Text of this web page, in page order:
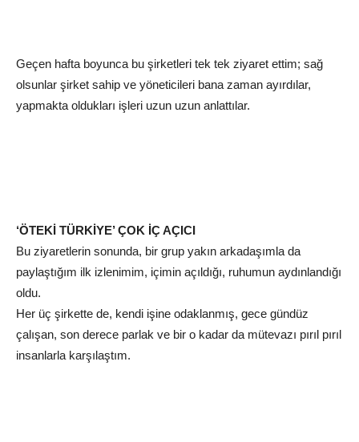
Geçen hafta boyunca bu şirketleri tek tek ziyaret ettim; sağ
olsunlar şirket sahip ve yöneticileri bana zaman ayırdılar,
yapmakta oldukları işleri uzun uzun anlattılar.
‘ÖTEKİ TÜRKİYE’ ÇOK İÇ AÇICI
Bu ziyaretlerin sonunda, bir grup yakın arkadaşımla da
paylaştığım ilk izlenimim, içimin açıldığı, ruhumun aydınlandığı
oldu.
Her üç şirkette de, kendi işine odaklanmış, gece gündüz
çalışan, son derece parlak ve bir o kadar da mütevazı pırıl pırıl
insanlarla karşılaştım.